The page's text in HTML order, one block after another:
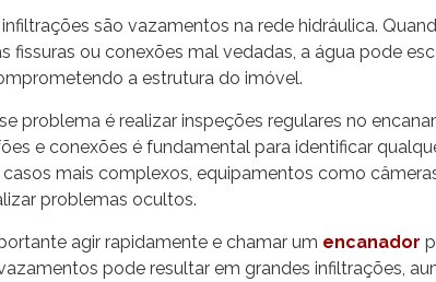
são vazamentos na rede hidráulica.
fissuras ou conexões mal vedadas, a água pode
a estrutura do imóvel.
problema é realizar inspeções regulares no
e conexões é fundamental para identificar
mais complexos, equipamentos como
problemas ocultos.
agir rapidamente e chamar um encanador
pode resultar em grandes infiltrações,